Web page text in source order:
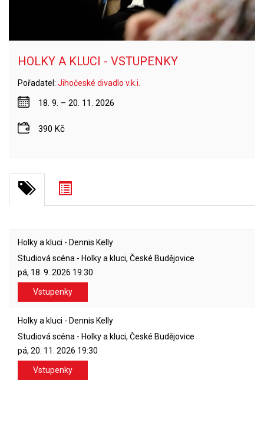
HOLKY A KLUCI - VSTUPENKY
Pořadatel: Jihočeské divadlo v.k.i.
18. 9. – 20. 11. 2026
390 Kč
Holky a kluci - Dennis Kelly
Studiová scéna - Holky a kluci, České Budějovice
pá, 18. 9. 2026 19:30
Vstupenky
Holky a kluci - Dennis Kelly
Studiová scéna - Holky a kluci, České Budějovice
pá, 20. 11. 2026 19:30
Vstupenky